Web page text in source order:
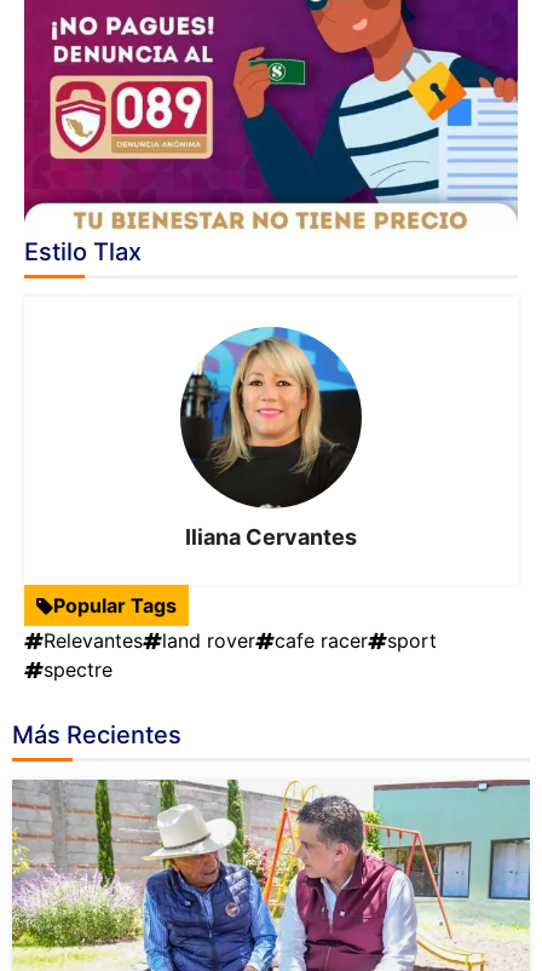
Estilo Tlax
Iliana Cervantes
Popular Tags
Relevantes
land rover cafe racer
sport
spectre
Más Recientes